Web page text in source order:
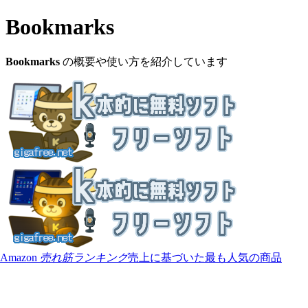
Bookmarks
Bookmarks の概要や使い方を紹介しています
Amazon 売れ筋ランキング売上に基づいた最も人気の商品